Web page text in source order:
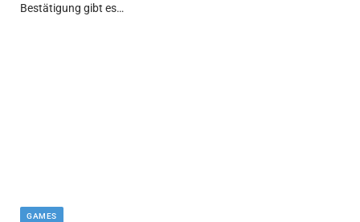
Bestätigung gibt es…
GAMES